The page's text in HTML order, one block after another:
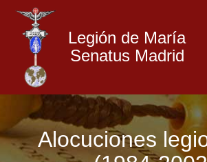
Legión de María
Senatus Madrid
Saltar
al
de
MaríaAlocuciones